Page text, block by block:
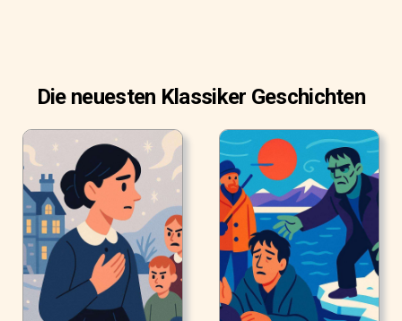
Die neuesten Klassiker Geschichten